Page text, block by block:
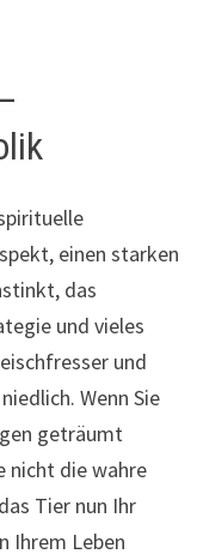
einen starken
das
und vieles
und
Wenn Sie
geträumt
nicht die wahre
Tier nun Ihr
Ihrem Leben